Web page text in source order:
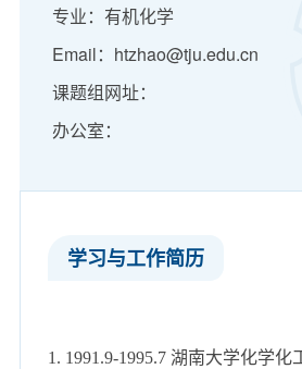
专业：有机化学
Email：htzhao@tju.edu.cn
课题组网址：
办公室：
学习与工作简历
1. 1991.9-1995.7 湖南大学化学